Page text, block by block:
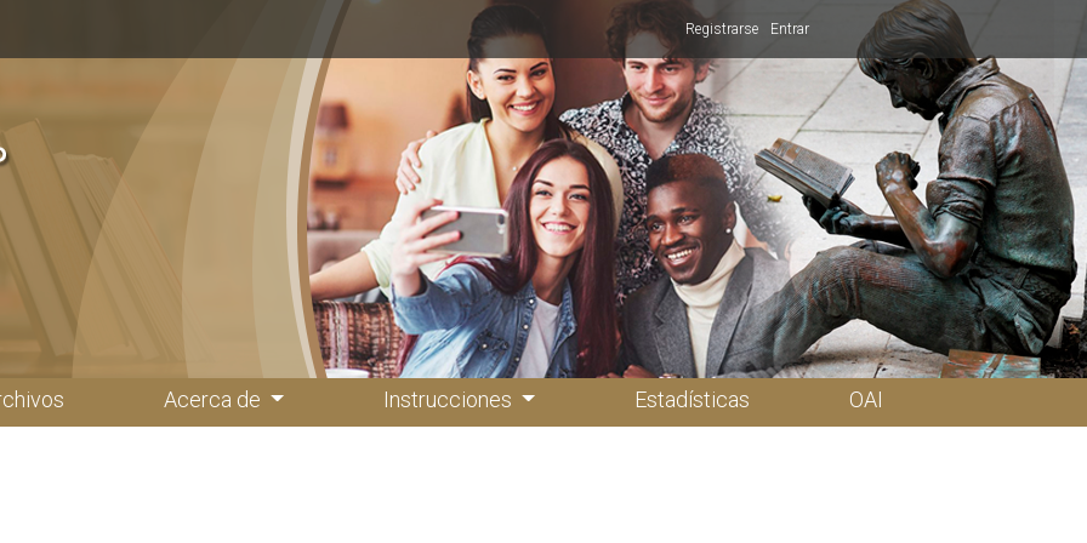
Registrarse Entrar
Acerca de Instrucciones Estadísticas OAI